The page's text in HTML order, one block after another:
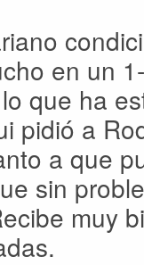
en un
que ha
pidió a
a que
sin
muy